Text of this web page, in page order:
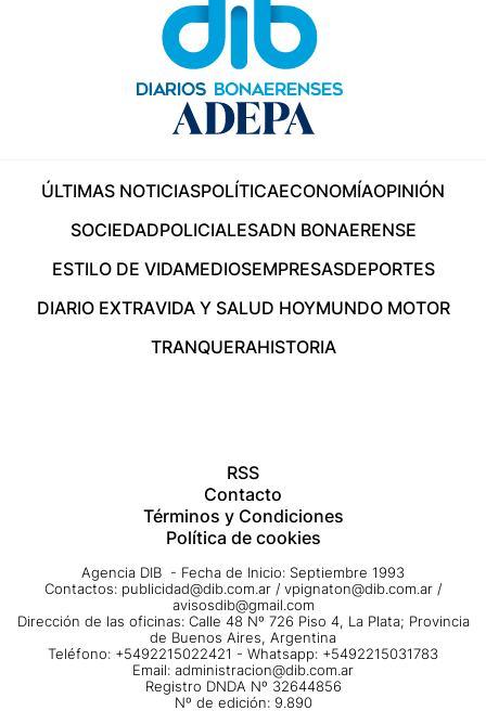
ÚLTIMAS NOTICIASPOLÍTICAECONOMÍAOPINIÓN
SOCIEDADPOLICIALESADN BONAERENSE
ESTILO DE VIDAMEDIOSEMPRESASDEPORTES
DIARIO EXTRAVIDA Y SALUD HOYMUNDO MOTOR
TRANQUERAHISTORIA
RSS
Contacto
Términos y Condiciones
Política de cookies
Agencia DIB - Fecha de Inicio: Septiembre 1993
Contactos: publicidad@dib.com.ar / vpignaton@dib.com.ar /
avisosdib@gmail.com
Dirección de las oficinas: Calle 48 Nº 726 Piso 4, La Plata; Provincia
de Buenos Aires, Argentina
Teléfono: +5492215022421 - Whatsapp: +5492215031783
Email: administracion@dib.com.ar
Registro DNDA Nº 32644856
Nº de edición: 9.890